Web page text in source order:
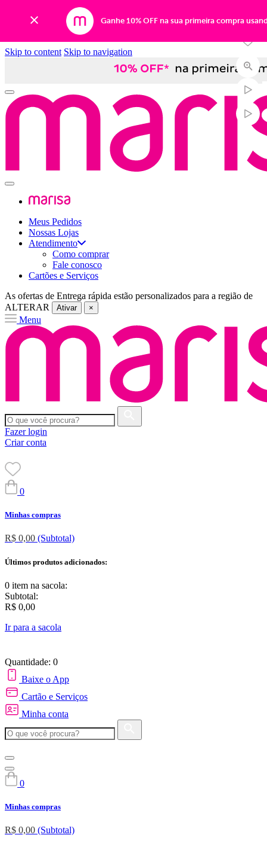
Ganhe 10% OFF na sua primeira compra
Skip to content Skip to navigation
Meus Pedidos
Nossas Lojas
Atendimento
Como comprar
Fale conosco
Cartões e Serviços
As ofertas de Entrega rápida estão personalizados para a região de
ALTERAR
Ativar ×
Menu
Fazer login
Criar conta
0
Minhas compras
R$ 0,00 (Subtotal)
Últimos produtos adicionados:
0 item na sacola:
Subtotal:
R$ 0,00
Ir para a sacola
Quantidade: 0
Baixe o App
Cartão e Serviços
Minha conta
0
Minhas compras
R$ 0,00 (Subtotal)